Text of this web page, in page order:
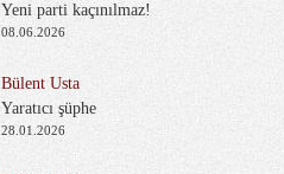
Yeni parti kaçınılmaz!
08.06.2026
Bülent Usta
Yaratıcı şüphe
28.01.2026